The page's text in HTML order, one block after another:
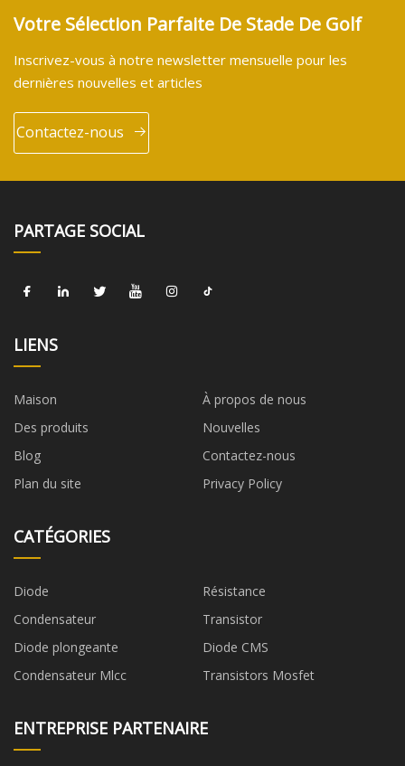
Votre Sélection Parfaite De Stade De Golf
Inscrivez-vous à notre newsletter mensuelle pour les
dernières nouvelles et articles
Contactez-nous
PARTAGE SOCIAL
LIENS
Maison
À propos de nous
Des produits
Nouvelles
Blog
Contactez-nous
Plan du site
Privacy Policy
CATÉGORIES
Diode
Résistance
Condensateur
Transistor
Diode plongeante
Diode CMS
Condensateur Mlcc
Transistors Mosfet
ENTREPRISE PARTENAIRE